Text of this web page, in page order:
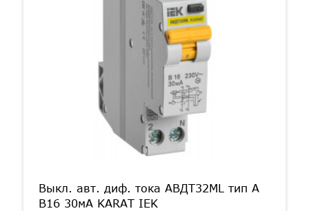
Выкл. авт. диф. тока АВДТ32ML тип A
В16 30мА KARAT IEK